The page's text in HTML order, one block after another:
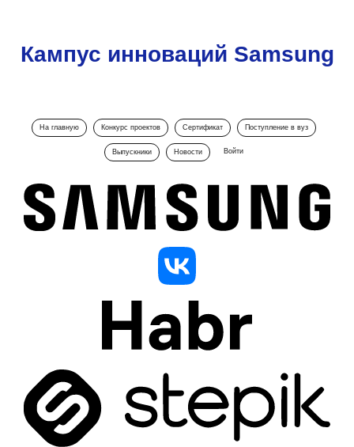
Кампус инноваций Samsung
На главную Конкурс проектов Сертификат Поступление в вуз
Выпускники Новости Войти